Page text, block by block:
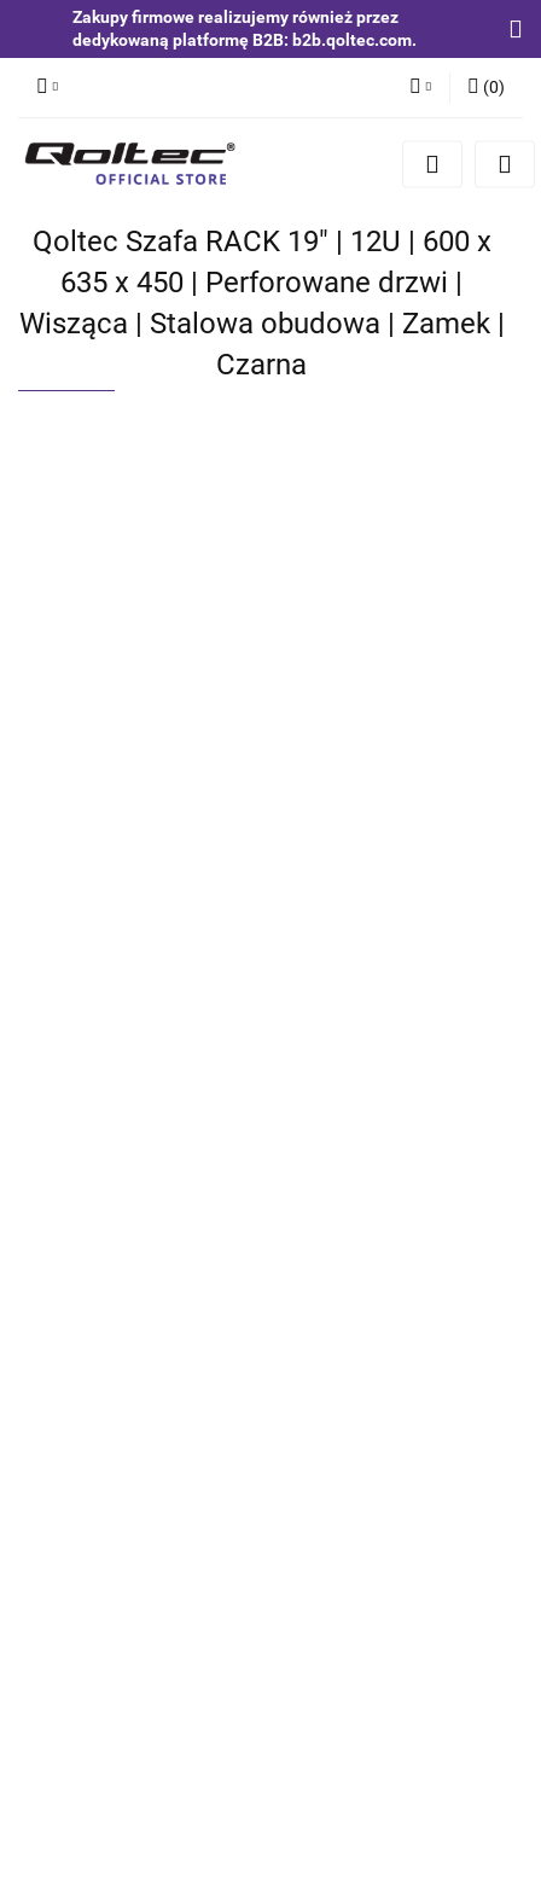
Zakupy firmowe realizujemy również przez
dedykowaną platformę B2B: b2b.qoltec.com.
Zaloguj się
Zgody cookies
(0)
Qoltec Szafa RACK 19" | 12U | 600 x
635 x 450 | Perforowane drzwi |
Wisząca | Stalowa obudowa | Zamek |
Czarna